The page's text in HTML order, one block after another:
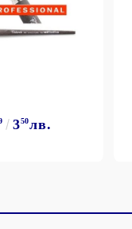
350лв.